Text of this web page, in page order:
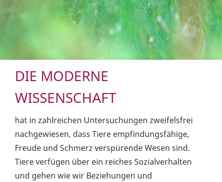
DIE MODERNE
WISSENSCHAFT
hat in zahlreichen Untersuchungen zweifelsfrei
nachgewiesen, dass Tiere empfindungsfähige,
Freude und Schmerz verspürende Wesen sind.
Tiere verfügen über ein reiches Sozialverhalten
und gehen wie wir Beziehungen und